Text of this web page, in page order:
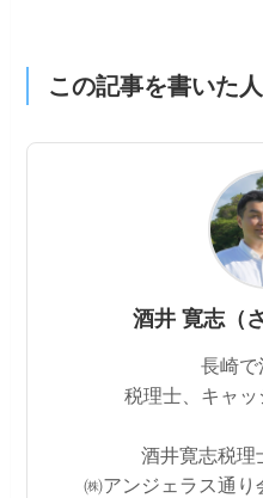
この記事を書いた人
酒井 寛志（
長崎で
税理士、キャ
酒井寛志税理
㈱アンジェラス通り